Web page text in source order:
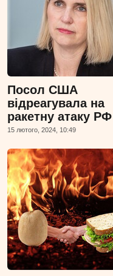
Посол США
відреагувала на
ракетну атаку РФ
15 лютого, 2024, 10:49